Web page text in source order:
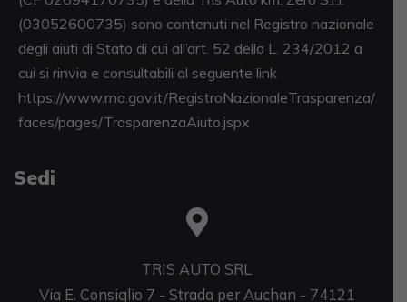
(03052600735) sono contenuti nel Registro nazionale
degli aiuti di Stato di cui all’art. 52 della L. 234/2012 a
cui si rinvia e consultabili al seguente link
https://www.rna.gov.it/RegistroNazionaleTrasparenza/
faces/pages/TrasparenzaAiuto.jspx
Sedi
TRIS AUTO SRL
Via E. Consiglio 7 - Strada per Auchan - 74121